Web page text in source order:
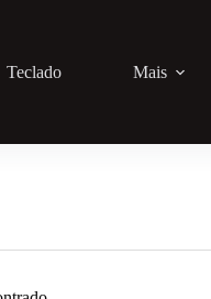
Teclado Mais